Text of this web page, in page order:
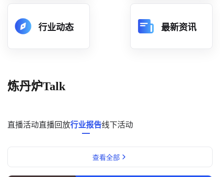
分析
数据中心
消费者说
解决方案
金融市场解决方案
行业动态 最新资讯
炼丹炉Talk
直播活动直播回放行业报告线下活动
查看全部